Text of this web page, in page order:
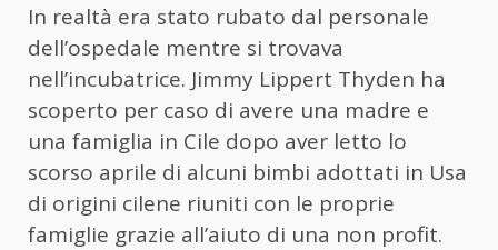
In realtà era stato rubato dal personale
dell’ospedale mentre si trovava
nell’incubatrice. Jimmy Lippert Thyden ha
scoperto per caso di avere una madre e
una famiglia in Cile dopo aver letto lo
scorso aprile di alcuni bimbi adottati in Usa
di origini cilene riuniti con le proprie
famiglie grazie all’aiuto di una non profit.